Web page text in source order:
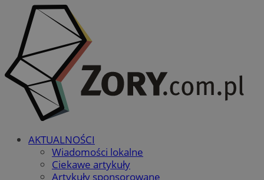
AKTUALNOŚCI
Wiadomości lokalne
Ciekawe artykuły
Artykuły sponsorowane